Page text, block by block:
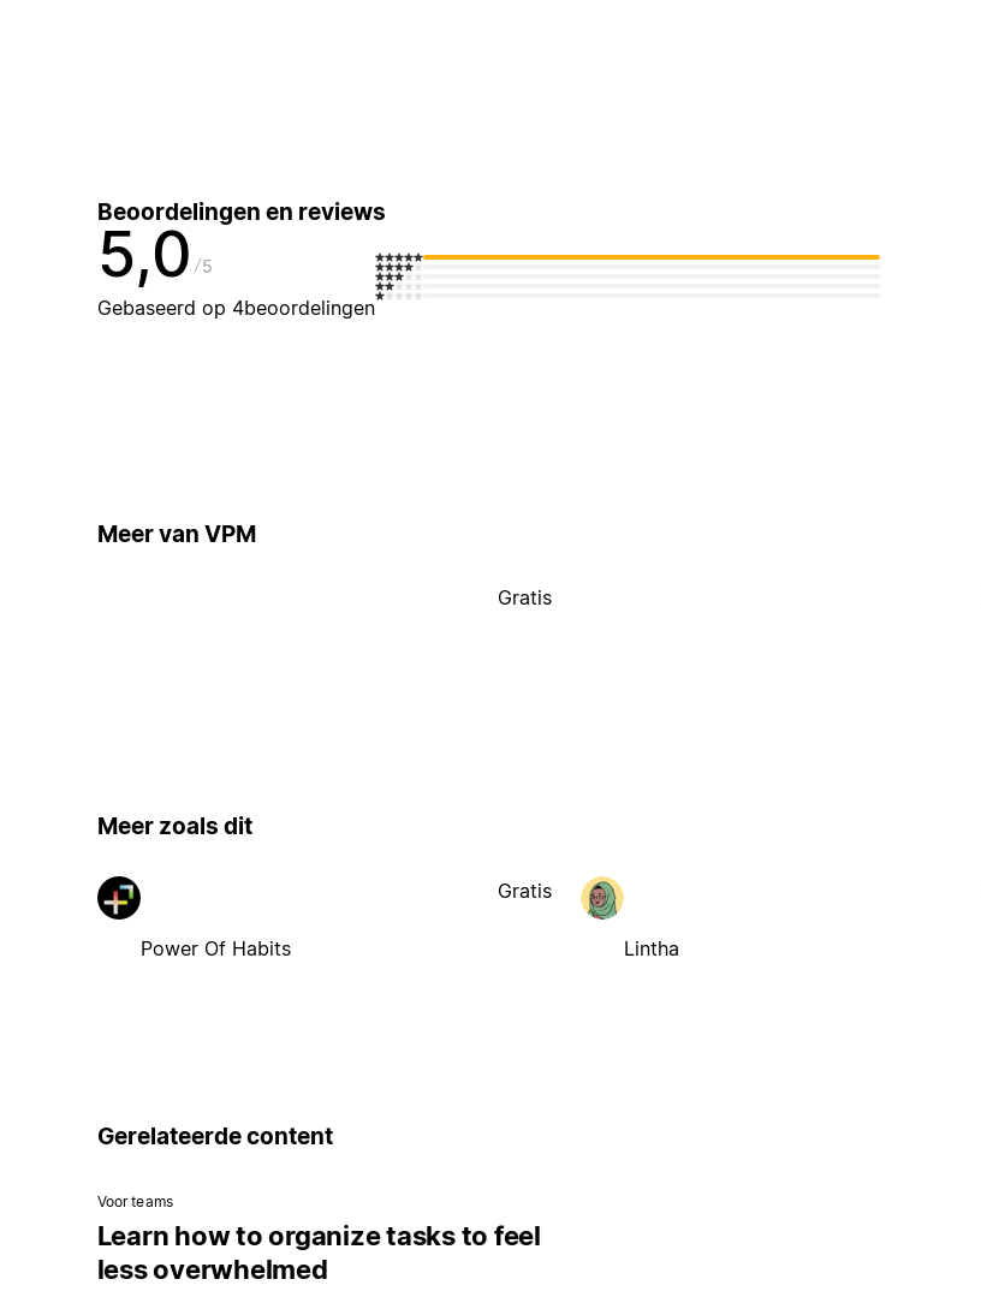
Beoordelingen en reviews
5,0 5
Gebaseerd op 4beoordelingen
Meer van VPM
Gratis
Meer zoals dit
Power Of Habits
Gratis
Lintha
Gerelateerde content
Voor teams
Learn how to organize tasks to feel
less overwhelmed